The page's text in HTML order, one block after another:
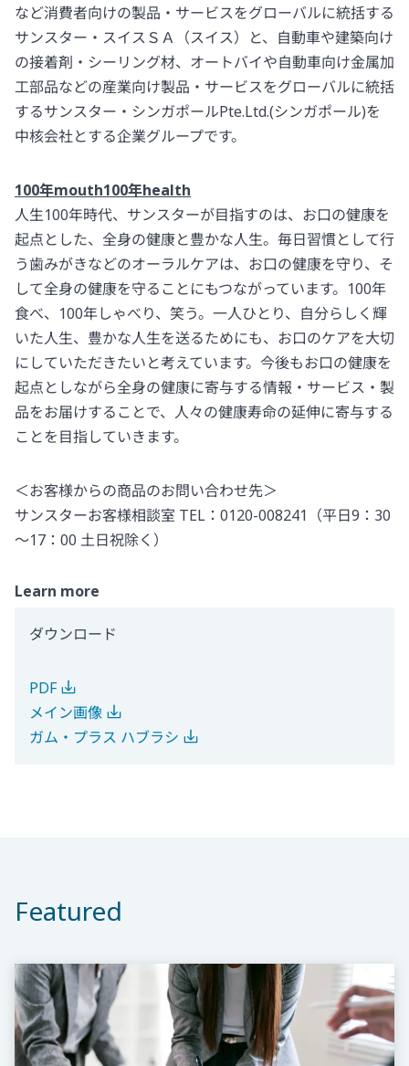
など消費者向けの製品・サービスをグローバルに統括する
サンスター・スイスＳＡ（スイス）と、自動車や建築向け
の接着剤・シーリング材、オートバイや自動車向け金属加
工部品などの産業向け製品・サービスをグローバルに統括
するサンスター・シンガポールPte.Ltd.(シンガポール)を
中核会社とする企業グループです。
100年mouth100年health
人生100年時代、サンスターが目指すのは、お口の健康を
起点とした、全身の健康と豊かな人生。毎日習慣として行
う歯みがきなどのオーラルケアは、お口の健康を守り、そ
して全身の健康を守ることにもつながっています。100年
食べ、100年しゃべり、笑う。一人ひとり、自分らしく輝
いた人生、豊かな人生を送るためにも、お口のケアを大切
にしていただきたいと考えています。今後もお口の健康を
起点としながら全身の健康に寄与する情報・サービス・製
品をお届けすることで、人々の健康寿命の延伸に寄与する
ことを目指していきます。
＜お客様からの商品のお問い合わせ先＞
サンスターお客様相談室 TEL：0120-008241（平日9：30
～17：00 土日祝除く）
Learn more
ダウンロード
PDF
メイン画像
ガム・プラス ハブラシ
Featured